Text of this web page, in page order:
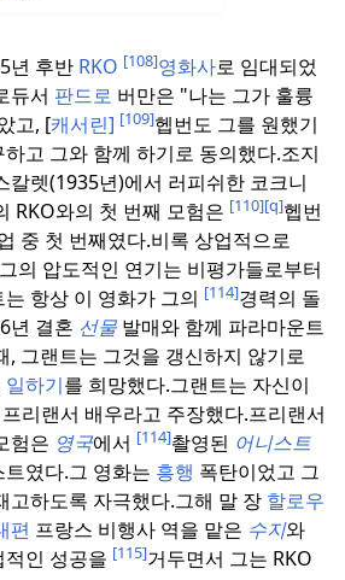
년 후반 RKO [108]영화사로 임대되었
듀서 판드로 버만은 "나는 그가 훌륭
고, [캐서린] [109]헵번도 그를 원했기
고 그와 함께 하기로 동의했다.조지
칼렛(1935년)에서 러피쉬한 코크니
RKO와의 첫 번째 모험은 [110][q]헵번
중 첫 번째였다.비록 상업적으로
그의 압도적인 연기는 비평가들로부터
항상 이 영화가 그의 [114]경력의 돌
년 결혼 선물 발매와 함께 파라마운트
, 그랜트는 그것을 갱신하지 않기로
일하기를 희망했다.그랜트는 자신이
리랜서 배우라고 주장했다.프리랜서
험은 영국에서 [114]촬영된 어니스트
트였다.그 영화는 흥행 폭탄이었고 그
고하도록 자극했다.그해 말 장 할로우
편 프랑스 비행사 역을 맡은 수지와
인 성공을 [115]거두면서 그는 RKO